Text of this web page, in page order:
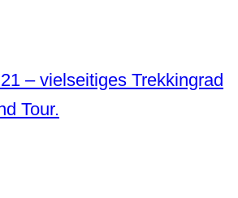
– vielseitiges Trekkingrad
Tour.